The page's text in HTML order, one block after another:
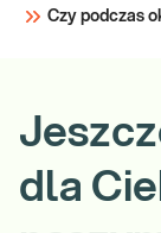
Czy podczas
dla